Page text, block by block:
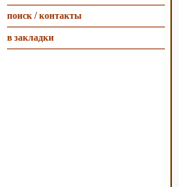
поиск / контакты
в закладки